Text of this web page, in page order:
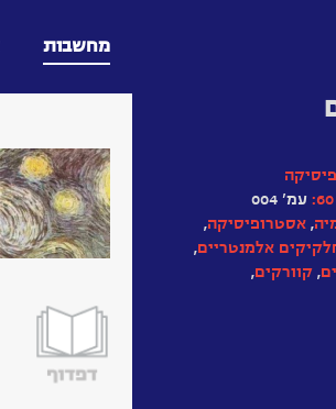
מחשבות
פיסיקה
עמ' 004
, אסטרופיסיקה,
אלמנטריים,
, קוורקים,